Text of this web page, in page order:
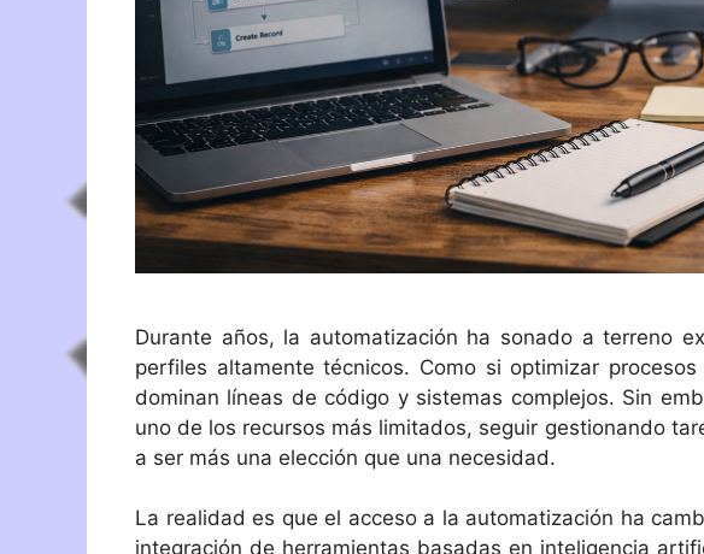
Durante años, la automatización ha sonado a terreno
perfiles altamente técnicos. Como si optimizar
dominan líneas de código y sistemas complejos. Sin
uno de los recursos más limitados, seguir gestionando
a ser más una elección que una necesidad.
La realidad es que el acceso a la automatización ha
integración de herramientas basadas en inteligencia